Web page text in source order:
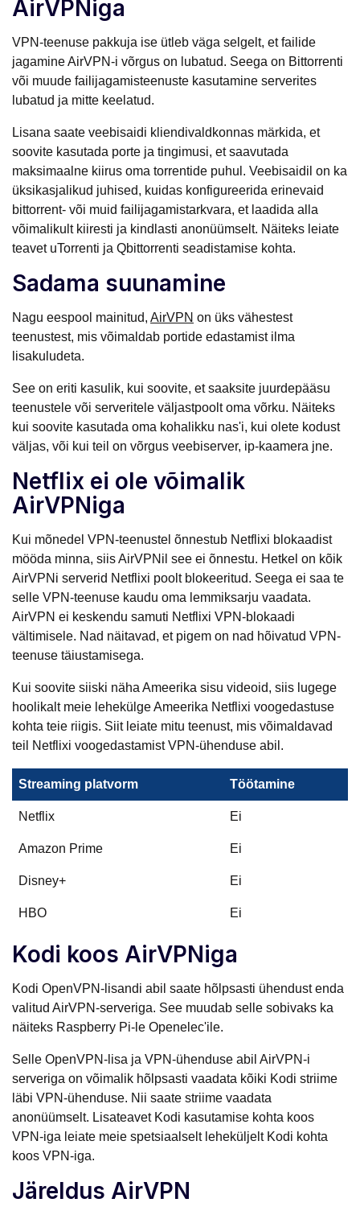
AirVPNiga
VPN-teenuse pakkuja ise ütleb väga selgelt, et failide
jagamine AirVPN-i võrgus on lubatud. Seega on Bittorrenti
või muude failijagamisteenuste kasutamine serverites
lubatud ja mitte keelatud.
Lisana saate veebisaidi kliendivaldkonnas märkida, et
soovite kasutada porte ja tingimusi, et saavutada
maksimaalne kiirus oma torrentide puhul. Veebisaidil on ka
üksikasjalikud juhised, kuidas konfigureerida erinevaid
bittorrent- või muid failijagamistarkvara, et laadida alla
võimalikult kiiresti ja kindlasti anonüümselt. Näiteks leiate
teavet uTorrenti ja Qbittorrenti seadistamise kohta.
Sadama suunamine
Nagu eespool mainitud, AirVPN on üks vähestest
teenustest, mis võimaldab portide edastamist ilma
lisakuludeta.
See on eriti kasulik, kui soovite, et saaksite juurdepääsu
teenustele või serveritele väljastpoolt oma võrku. Näiteks
kui soovite kasutada oma kohalikku nas'i, kui olete kodust
väljas, või kui teil on võrgus veebiserver, ip-kaamera jne.
Netflix ei ole võimalik
AirVPNiga
Kui mõnedel VPN-teenustel õnnestub Netflixi blokaadist
mööda minna, siis AirVPNil see ei õnnestu. Hetkel on kõik
AirVPNi serverid Netflixi poolt blokeeritud. Seega ei saa te
selle VPN-teenuse kaudu oma lemmiksarju vaadata.
AirVPN ei keskendu samuti Netflixi VPN-blokaadi
vältimisele. Nad näitavad, et pigem on nad hõivatud VPN-
teenuse täiustamisega.
Kui soovite siiski näha Ameerika sisu videoid, siis lugege
hoolikalt meie lehekülge Ameerika Netflixi voogedastuse
kohta teie riigis. Siit leiate mitu teenust, mis võimaldavad
teil Netflixi voogedastamist VPN-ühenduse abil.
Streaming platvorm Töötamine
Netflix Ei
Amazon Prime Ei
Disney+ Ei
HBO Ei
Kodi koos AirVPNiga
Kodi OpenVPN-lisandi abil saate hõlpsasti ühendust enda
valitud AirVPN-serveriga. See muudab selle sobivaks ka
näiteks Raspberry Pi-le Openelec'ile.
Selle OpenVPN-lisa ja VPN-ühenduse abil AirVPN-i
serveriga on võimalik hõlpsasti vaadata kõiki Kodi striime
läbi VPN-ühenduse. Nii saate striime vaadata
anonüümselt. Lisateavet Kodi kasutamise kohta koos
VPN-iga leiate meie spetsiaalselt leheküljelt Kodi kohta
koos VPN-iga.
Järeldus AirVPN